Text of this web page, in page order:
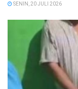
SENIN, 20 JULI 2026